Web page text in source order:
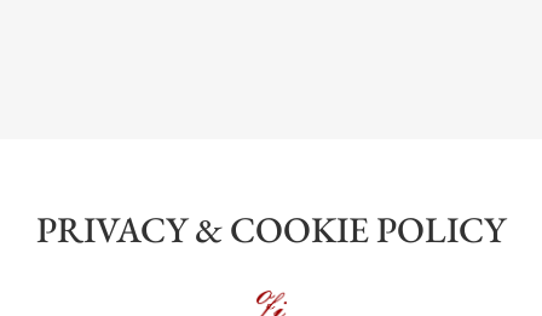
PRIVACY & COOKIE POLICY